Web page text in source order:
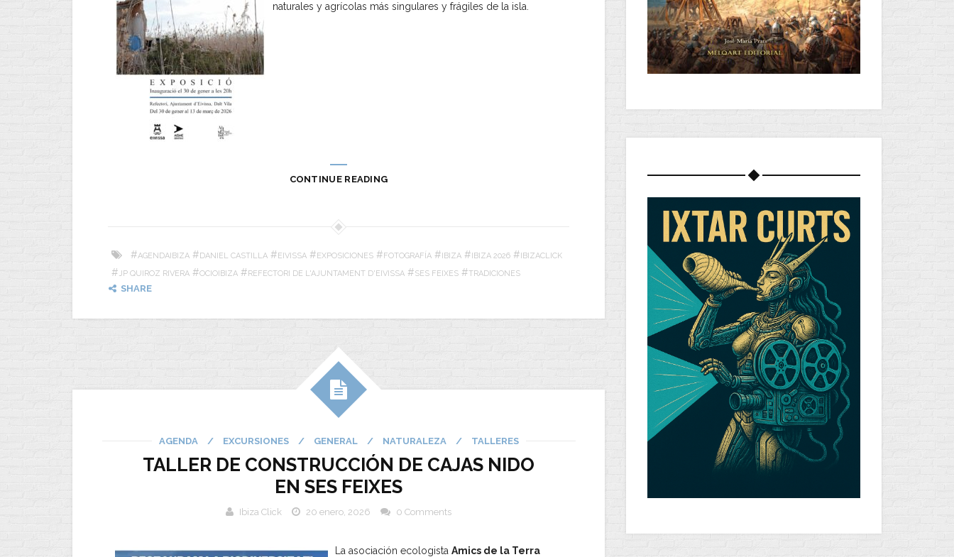
naturales y agrícolas más singulares y frágiles de la isla.
CONTINUE READING
#AGENDAIBIZA #DANIEL CASTILLA #EIVISSA #EXPOSICIONES #FOTOGRAFÍA #IBIZA #IBIZA 2026 #IBIZACLICK
#JP QUIROZ RIVERA #OCIOIBIZA #REFECTORI DE L'AJUNTAMENT D'EIVISSA #SES FEIXES #TRADICIONES
SHARE
AGENDA / EXCURSIONES / GENERAL / NATURALEZA / TALLERES
TALLER DE CONSTRUCCIÓN DE CAJAS NIDO
EN SES FEIXES
Ibiza Click 20 enero, 2026 0 Comments
La asociación ecologista Amics de la Terra